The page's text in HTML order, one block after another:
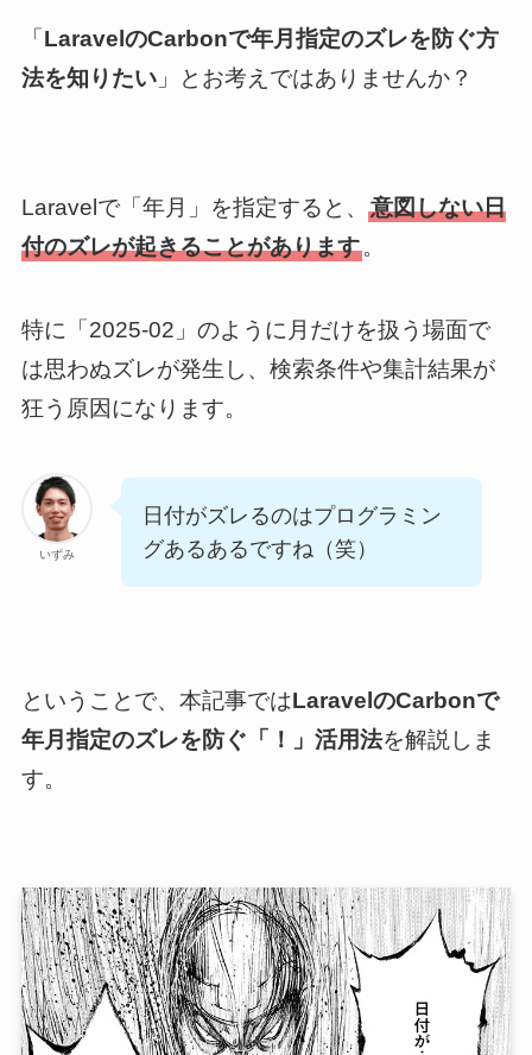
「 LaravelのCarbonで年月指定のズレを防ぐ方
法を知りたい」とお考えではありませんか？
Laravelで「年月」を指定すると、 意図しない日
付のズレが起きることがあります。
特に「2025-02」のように月だけを扱う場面で
は思わぬズレが発生し、検索条件や集計結果が
狂う原因になります。
いずみ
日付がズレるのはプログラミン
グあるあるですね（笑）
ということで、本記事ではLaravelのCarbonで
年月指定のズレを防ぐ「！」活用法を解説しま
す。